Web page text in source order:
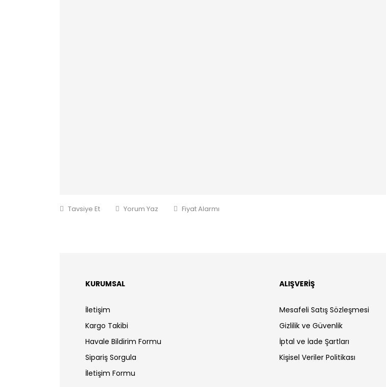
Tavsiye Et Yorum Yaz Fiyat Alarmı
KURUMSAL
İletişim
Kargo Takibi
Havale Bildirim Formu
Sipariş Sorgula
İletişim Formu
ALIŞVERİŞ
Mesafeli Satış Sözleşmesi
Gizlilik ve Güvenlik
İptal ve İade Şartları
Kişisel Veriler Politikası